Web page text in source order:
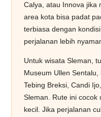
Calya, atau Innova jika
area kota bisa padat
terbiasa dengan
perjalanan lebih
Untuk wisata Sleman,
Museum Ullen Sentalu,
Tebing Breksi, Candi
Sleman. Rute ini cocok
kecil. Jika perjalanan